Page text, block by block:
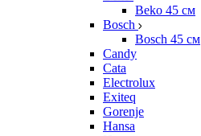
Beko 45 см
Bosch
Bosch 45 см
Candy
Cata
Electrolux
Exiteq
Gorenje
Hansa